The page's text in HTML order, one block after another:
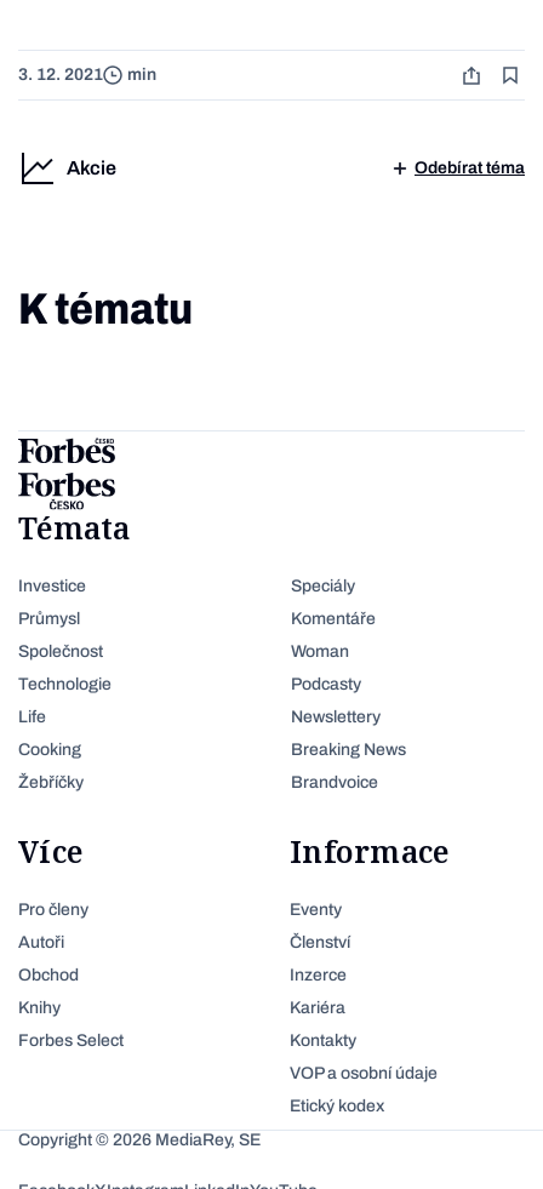
3. 12. 2021 min
Akcie Odebírat téma
K tématu
Témata
Investice
Průmysl
Společnost
Technologie
Life
Cooking
Žebříčky
Speciály
Komentáře
Woman
Podcasty
Newslettery
Breaking News
Brandvoice
Více
Pro členy
Autoři
Obchod
Knihy
Forbes Select
Informace
Eventy
Členství
Inzerce
Kariéra
Kontakty
VOP a osobní údaje
Etický kodex
Copyright © 2026 MediaRey, SE